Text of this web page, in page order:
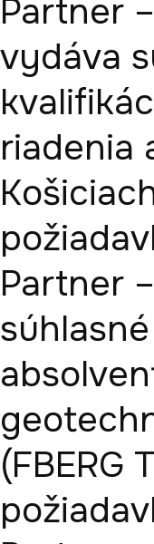
Partner
vydáva
riadenia
Partner
(FBERG